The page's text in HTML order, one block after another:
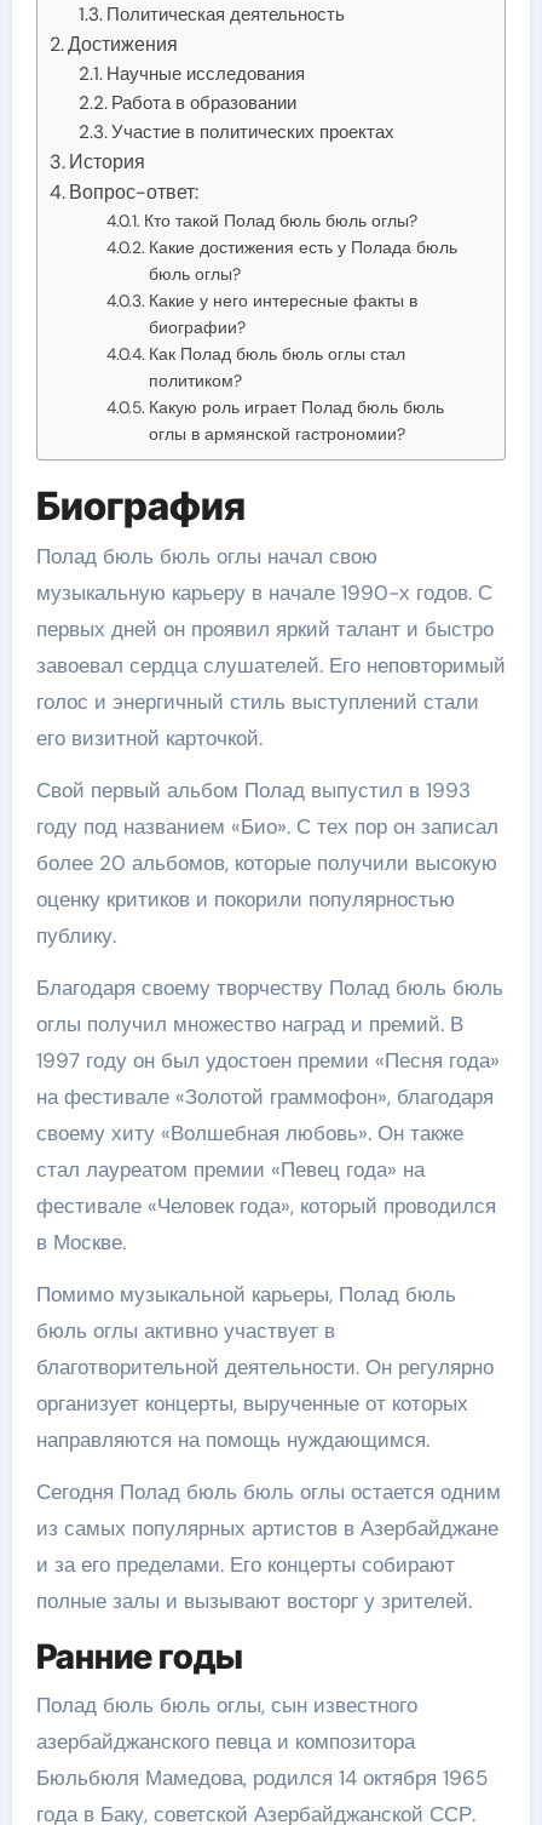
Политическая деятельность
Достижения
Научные исследования
Работа в образовании
Участие в политических проектах
История
Вопрос-ответ:
Кто такой Полад бюль бюль оглы?
Какие достижения есть у Полада бюль
бюль оглы?
Какие у него интересные факты в
биографии?
Как Полад бюль бюль оглы стал
политиком?
Какую роль играет Полад бюль бюль
оглы в армянской гастрономии?
Биография
Полад бюль бюль оглы начал свою
музыкальную карьеру в начале 1990-х годов. С
первых дней он проявил яркий талант и быстро
завоевал сердца слушателей. Его неповторимый
голос и энергичный стиль выступлений стали
его визитной карточкой.
Свой первый альбом Полад выпустил в 1993
году под названием «Био». С тех пор он записал
более 20 альбомов, которые получили высокую
оценку критиков и покорили популярностью
публику.
Благодаря своему творчеству Полад бюль бюль
оглы получил множество наград и премий. В
1997 году он был удостоен премии «Песня года»
на фестивале «Золотой граммофон», благодаря
своему хиту «Волшебная любовь». Он также
стал лауреатом премии «Певец года» на
фестивале «Человек года», который проводился
в Москве.
Помимо музыкальной карьеры, Полад бюль
бюль оглы активно участвует в
благотворительной деятельности. Он регулярно
организует концерты, вырученные от которых
направляются на помощь нуждающимся.
Сегодня Полад бюль бюль оглы остается одним
из самых популярных артистов в Азербайджане
и за его пределами. Его концерты собирают
полные залы и вызывают восторг у зрителей.
Ранние годы
Полад бюль бюль оглы, сын известного
азербайджанского певца и композитора
Бюльбюля Мамедова, родился 14 октября 1965
года в Баку, советской Азербайджанской ССР.